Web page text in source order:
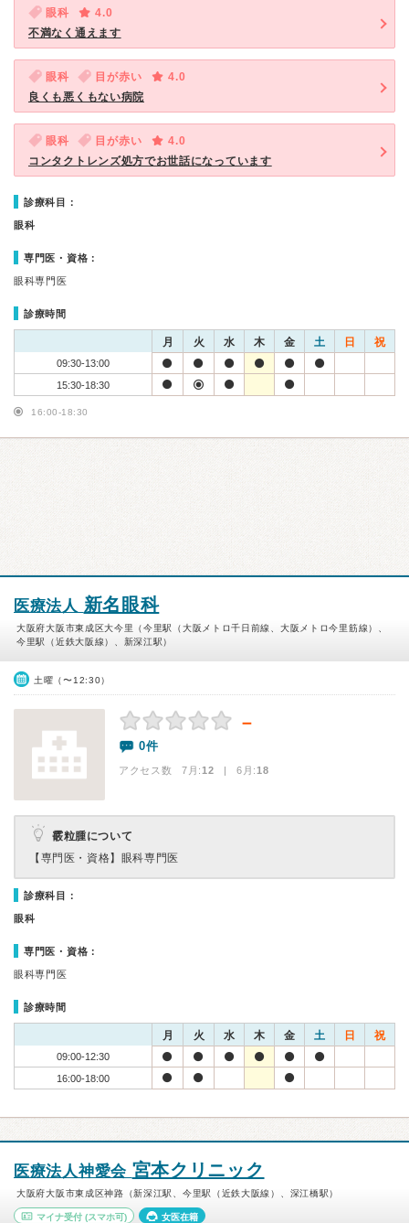
眼科
4.0
不満なく通えます
眼科 目が赤い
4.0
良くも悪くもない病院
眼科 目が赤い
4.0
コンタクトレンズ処方でお世話になっています
診療科目：
眼科
専門医・資格：
眼科専門医
診療時間
月 火 水 木 金 土 日 祝
09:30-13:00
15:30-18:30
16:00-18:30
医療法人 新名眼科
大阪府大阪市東成区大今里（今里駅（大阪メトロ千日前線、大阪メトロ今里筋線）、
今里駅（近鉄大阪線）、新深江駅）
土曜（〜12:30）
－
0件
アクセス数 7月:12 | 6月:18
霰粒腫について
【専門医・資格】 眼科専門医
診療科目：
眼科
専門医・資格：
眼科専門医
診療時間
月 火 水 木 金 土 日 祝
09:00-12:30
16:00-18:00
医療法人神愛会 宮本クリニック
大阪府大阪市東成区神路（新深江駅、今里駅（近鉄大阪線）、深江橋駅）
マイナ受付 (スマホ可) 女医在籍